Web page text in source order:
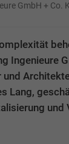
GmbH +
Ingenieure
Lang,